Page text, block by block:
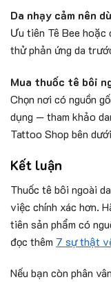
Da nhạy cảm nên
Ưu tiên Tê Bee hoặc
thử phản ứng da
Mua thuốc tê bôi
Chọn nơi có nguồn
dụng — tham khảo
Tattoo Shop bên
Kết luận
Thuốc tê bôi ngoài
việc chính xác hơn.
tiên sản phẩm có
đọc thêm 7 sự thật
Nếu bạn còn phân